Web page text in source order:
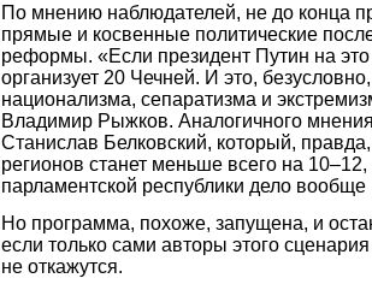
По мнению наблюдателей, не до конца
прямые и косвенные политические
реформы. «Если президент Путин на это
организует 20 Чечней. И это,
национализма, сепаратизма и
Владимир Рыжков. Аналогичного
Станислав Белковский, который,
регионов станет меньше всего на
парламентской республики дело вообще
Но программа, похоже, запущена, и
если только сами авторы этого
не откажутся.